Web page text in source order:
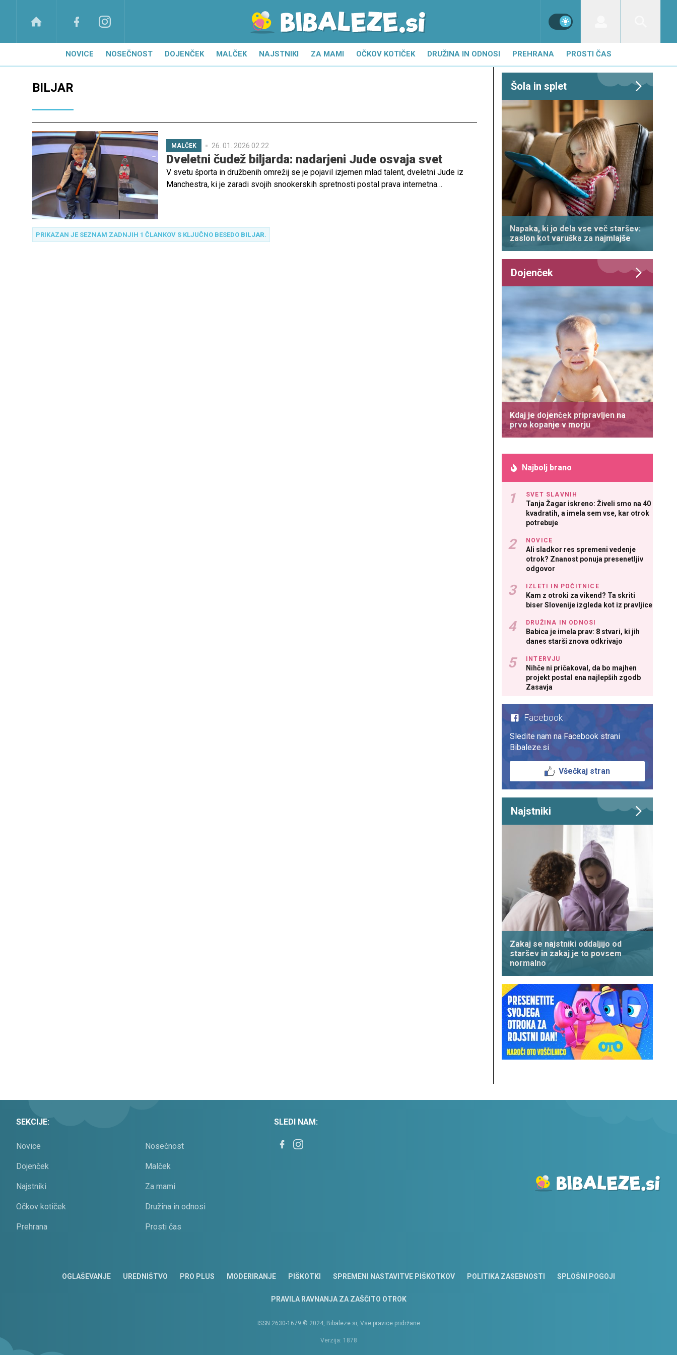
NOVICE NOSEČNOST DOJENČEK MALČEK NAJSTNIKI ZA MAMI OČKOV KOTIČEK DRUŽINA IN ODNOSI PREHRANA PROSTI ČAS
BILJAR
MALČEK 26. 01. 2026 02.22
Dveletni čudež biljarda: nadarjeni Jude osvaja svet
V svetu športa in družbenih omrežij se je pojavil izjemen mlad talent, dveletni Jude iz
Manchestra, ki je zaradi svojih snookerskih spretnosti postal prava internetna
PRIKAZAN JE SEZNAM ZADNJIH 1 ČLANKOV S KLJUČNO BESEDO BILJAR.
Šola in splet
Napaka, ki jo dela vse več staršev:
zaslon kot varuška za najmlajše
Dojenček
Kdaj je dojenček pripravljen na
prvo kopanje v morju
Najbolj brano
SVET SLAVNIH
Tanja Žagar iskreno: Živeli smo na 40
kvadratih, a imela sem vse, kar otrok
potrebuje
NOVICE
Ali sladkor res spremeni vedenje
otrok? Znanost ponuja presenetljiv
odgovor
IZLETI IN POČITNICE
Kam z otroki za vikend? Ta skriti
biser Slovenije izgleda kot iz pravljice
DRUŽINA IN ODNOSI
Babica je imela prav: 8 stvari, ki jih
danes starši znova odkrivajo
INTERVJU
Nihče ni pričakoval, da bo majhen
projekt postal ena najlepših zgodb
Zasavja
Facebook
Sledite nam na Facebook strani
Bibaleze.si
Všečkaj stran
Najstniki
Zakaj se najstniki oddaljijo od
staršev in zakaj je to povsem
normalno
SEKCIJE:
Novice Nosečnost
Dojenček Malček
Najstniki Za mami
Očkov kotiček Družina in odnosi
Prehrana Prosti čas
SLEDI NAM:
OGLAŠEVANJE UREDNIŠTVO PRO PLUS MODERIRANJE PIŠKOTKI SPREMENI NASTAVITVE PIŠKOTKOV POLITIKA ZASEBNOSTI SPLOŠNI POGOJI
PRAVILA RAVNANJA ZA ZAŠČITO OTROK
ISSN 2630-1679 © 2024, Bibaleze.si, Vse pravice pridržane
Verzija: 1878